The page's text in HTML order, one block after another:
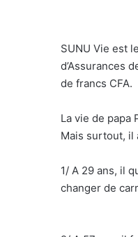
SUNU Vie est
d’Assurances
de francs CFA.
La vie de papa
Mais surtout, il
1/ A 29 ans, il
changer de